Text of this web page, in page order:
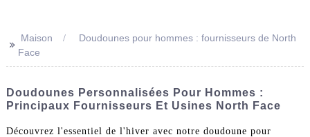
>> Maison
Doudounes pour hommes : fournisseurs de North
Face
Doudounes Personnalisées Pour Hommes :
Principaux Fournisseurs Et Usines North Face
Découvrez l'essentiel de l'hiver avec notre doudoune pour